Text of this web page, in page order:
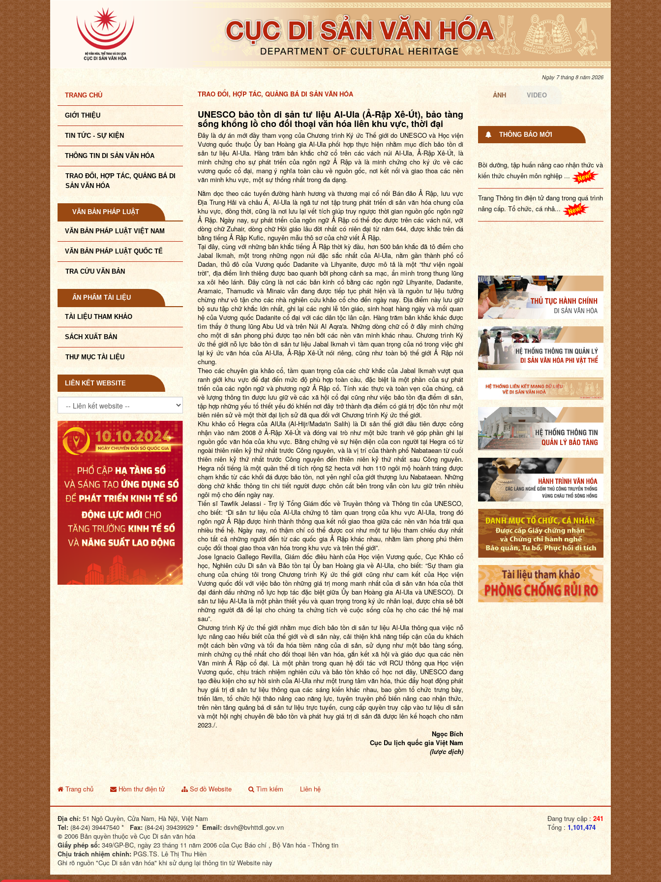
Ngày 7 tháng 8 năm 2026
TRANG CHỦ
GIỚI THIỆU
TIN TỨC - SỰ KIỆN
THÔNG TIN DI SẢN VĂN HÓA
TRAO ĐỔI, HỢP TÁC, QUẢNG BÁ DI
SẢN VĂN HÓA
VĂN BẢN PHÁP LUẬT
VĂN BẢN PHÁP LUẬT VIỆT NAM
VĂN BẢN PHÁP LUẬT QUỐC TẾ
TRA CỨU VĂN BẢN
ẤN PHẨM TÀI LIỆU
TÀI LIỆU THAM KHẢO
SÁCH XUẤT BẢN
THƯ MỤC TÀI LIỆU
LIÊN KẾT WEBSITE
TRAO ĐỔI, HỢP TÁC, QUẢNG BÁ DI SẢN VĂN HÓA
UNESCO bảo tồn di sản tư liệu Al-Ula (Ả-Rập Xê-Út), bảo tàng
sống khổng lồ cho đối thoại văn hóa liên khu vực, thời đại
Đây là dự án mới đầy tham vọng của Chương trình Ký ức Thế giới do UNESCO và Học viện
Vương quốc thuộc Ủy ban Hoàng gia Al-Ula phối hợp thực hiện nhằm mục đích bảo tồn di
sản tư liệu Al-Ula. Hàng trăm bản khắc chữ cổ trên các vách núi Al-Ula, Ả-Rập Xê-Út, là
minh chứng cho sự phát triển của ngôn ngữ Ả Rập và là minh chứng cho ký ức về các
vương quốc cổ đại, mang ý nghĩa toàn cầu về nguồn gốc, nơi kết nối và giao thoa các nền
văn minh khu vực, một sự thống nhất trong đa dạng.
Nằm dọc theo các tuyến đường hành hương và thương mại cổ nối Bán đảo Ả Rập, lưu vực
Địa Trung Hải và châu Á, Al-Ula là ngã tư nơi tập trung phát triển di sản văn hóa chung của
khu vực, đồng thời, cũng là nơi lưu lại vết tích giúp truy ngược thời gian nguồn gốc ngôn ngữ
Ả Rập. Ngày nay, sự phát triển của ngôn ngữ Ả Rập có thể đọc được trên các vách núi, với
dòng chữ Zuhair, dòng chữ Hồi giáo lâu đời nhất có niên đại từ năm 644, được khắc trên đá
bằng tiếng Ả Rập Kufic, nguyên mẫu thô sơ của chữ viết Ả Rập.
Tại đây, cùng với những bản khắc tiếng Ả Rập thời kỳ đầu, hơn 500 bản khắc đã tô điểm cho
Jabal Ikmah, một trong những ngọn núi đặc sắc nhất của Al-Ula, nằm gần thành phố cổ
Dadan, thủ đô của Vương quốc Dadanite và Lihyanite, được mô tả là một “thư viện ngoài
trời”, địa điểm linh thiêng được bao quanh bởi phong cảnh sa mạc, ẩn mình trong thung lũng
xa xôi hẻo lánh. Đây cũng là nơi các bản kinh cổ bằng các ngôn ngữ Lihyanite, Dadanite,
Aramaic, Thamudic và Minaic vẫn đang được tiếp tục phát hiện và là nguồn tư liệu tưởng
chừng như vô tận cho các nhà nghiên cứu khảo cổ cho đến ngày nay. Địa điểm này lưu giữ
bộ sưu tập chữ khắc lớn nhất, ghi lại các nghi lễ tôn giáo, sinh hoạt hàng ngày và mối quan
hệ của Vương quốc Dadanite cổ đại với các dân tộc lân cận. Hàng trăm bản khắc khác được
tìm thấy ở thung lũng Abu Ud và trên Núi Al Aqra'a. Những dòng chữ cổ ở đây minh chứng
cho một di sản phong phú được tạo nên bởi các nền văn minh khác nhau. Chương trình Ký
ức thế giới nỗ lực bảo tồn di sản tư liệu Jabal Ikmah vì tầm quan trọng của nó trong việc ghi
lại ký ức văn hóa của Al-Ula, Ả-Rập Xê-Út nói riêng, cũng như toàn bộ thế giới Ả Rập nói
chung.
Theo các chuyên gia khảo cổ, tầm quan trọng của các chữ khắc của Jabal Ikmah vượt qua
ranh giới khu vực để đạt đến mức độ phù hợp toàn cầu, đặc biệt là một phần của sự phát
triển của các ngôn ngữ và phương ngữ Ả Rập cổ. Tính xác thực và toàn vẹn của chúng, cả
về lượng thông tin được lưu giữ về các xã hội cổ đại cũng như việc bảo tồn địa điểm di sản,
tập hợp những yếu tố thiết yếu đó khiến nơi đây trở thành địa điểm có giá trị độc tôn như một
biên niên sử về một thời đại lịch sử đã qua đối với Chương trình Ký ức thế giới.
Khu khảo cổ Hegra của AlUla (Al-Hijr/Mada'in Salih) là Di sản thế giới đầu tiên được công
nhận vào năm 2008 ở Ả-Rập Xê-Út và đóng vai trò như một bức tranh vẽ góp phần ghi lại
nguồn gốc văn hóa của khu vực. Bằng chứng về sự hiện diện của con người tại Hegra có từ
ngoài thiên niên kỷ thứ nhất trước Công nguyên, và là vị trí của thành phố Nabataean từ cuối
thiên niên kỷ thứ nhất trước Công nguyên đến thiên niên kỷ thứ nhất sau Công nguyên.
Hegra nổi tiếng là một quần thể di tích rộng 52 hecta với hơn 110 ngôi mộ hoành tráng được
chạm khắc từ các khối đá được bảo tồn, nơi yên nghỉ của giới thượng lưu Nabataean. Những
dòng chữ khắc thông tin chi tiết người được chôn cất bên trong vẫn còn lưu giữ trên nhiều
ngôi mộ cho đến ngày nay.
Tiến sĩ Tawfik Jelassi - Trợ lý Tổng Giám đốc về Truyền thông và Thông tin của UNESCO,
cho biết: “Di sản tư liệu của Al-Ula chứng tỏ tầm quan trọng của khu vực Al-Ula, trong đó
ngôn ngữ Ả Rập được hình thành thông qua kết nối giao thoa giữa các nền văn hóa trải qua
nhiều thế hệ. Ngày nay, nó thậm chí có thể được coi như một tư liệu tham chiếu duy nhất
cho tất cả những người đến từ các quốc gia Ả Rập khác nhau, nhằm làm phong phú thêm
cuộc đối thoại giao thoa văn hóa trong khu vực và trên thế giới”.
Jose Ignacio Gallego Revilla, Giám đốc điều hành của Học viện Vương quốc, Cục Khảo cổ
học, Nghiên cứu Di sản và Bảo tồn tại Ủy ban Hoàng gia về Al-Ula, cho biết: “Sự tham gia
chung của chúng tôi trong Chương trình Ký ức thế giới cũng như cam kết của Học viện
Vương quốc đối với việc bảo tồn những giá trị mong manh nhất của di sản văn hóa của thời
đại đánh dấu những nỗ lực hợp tác đặc biệt giữa Ủy ban Hoàng gia Al-Ula và UNESCO). Di
sản tư liệu Al-Ula là một phần thiết yếu và quan trọng trong ký ức nhân loại, được chia sẻ bởi
những người đã để lại cho chúng ta chứng tích về cuộc sống của họ cho các thế hệ mai
sau”.
Chương trình Ký ức thế giới nhằm mục đích bảo tồn di sản tư liệu Al-Ula thông qua việc nỗ
lực nâng cao hiểu biết của thế giới về di sản này, cải thiện khả năng tiếp cận của du khách
một cách bền vững và tối đa hóa tiềm năng của di sản, sử dụng như một bảo tàng sống,
minh chứng cụ thể nhất cho đối thoại liên văn hóa, gắn kết xã hội và giáo dục qua các nền
Văn minh Ả Rập cổ đại. Là một phần trong quan hệ đối tác với RCU thông qua Học viện
Vương quốc, chịu trách nhiệm nghiên cứu và bảo tồn khảo cổ học nơi đây, UNESCO đang
tạo điều kiện cho sự hồi sinh của Al-Ula như một trung tâm văn hóa, thúc đẩy hoạt động phát
huy giá trị di sản tư liệu thông qua các sáng kiến khác nhau, bao gồm tổ chức trưng bày,
triển lãm, tổ chức hội thảo nâng cao năng lực, tuyên truyền phổ biến nâng cao nhận thức,
trên nền tảng quảng bá di sản tư liệu trực tuyến, cung cấp quyền truy cập vào tư liệu di sản
và một hội nghị chuyên đề bảo tồn và phát huy giá trị di sản đã được lên kế hoạch cho năm
2023./.
Ngọc Bích
Cục Du lịch quốc gia Việt Nam
(lược dịch)
ẢNH VIDEO
THÔNG BÁO MỚI
Bồi dưỡng, tập huấn nâng cao nhận thức và
kiến thức chuyên môn nghiệp ...
Trang Thông tin điện tử đang trong quá trình
nâng cấp. Tổ chức, cá nhâ...
Trang chủ Hòm thư điện tử Sơ đồ Website Tìm kiếm Liên hệ
Địa chỉ: 51 Ngô Quyền, Cửa Nam, Hà Nội, Việt Nam
Tel: (84-24) 39447540 * Fax: (84-24) 39439929 * Email:dsvh@bvhttdl.gov.vn
© 2006 Bản quyền thuộc về Cục Di sản văn hóa
Giấy phép số: 349/GP-BC, ngày 23 tháng 11 năm 2006 của Cục Báo chí , Bộ Văn hóa - Thông tin
Chịu trách nhiệm chính: PGS.TS. Lê Thị Thu Hiền
Ghi rõ nguồn "Cục Di sản văn hóa" khi sử dụng lại thông tin từ Website này
Đang truy cập : 241
Tổng : 1,101,474